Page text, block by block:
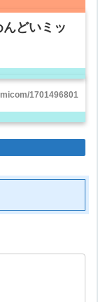
どいミッ
1701496801